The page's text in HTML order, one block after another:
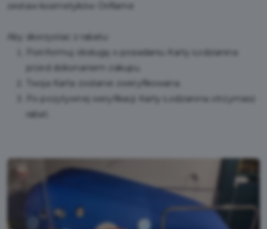
zestaw kosmetyków Oriflame
Aby skorzystać z rabatu:
Poinformuj obsługę o posiadaniu Karty Łodzianina
przed dokonaniem zakupu.
Twoja Karta zostanie zweryfikowana.
Po pozytywnej weryfikacji Karty Łodzianina otrzymasz
rabat.